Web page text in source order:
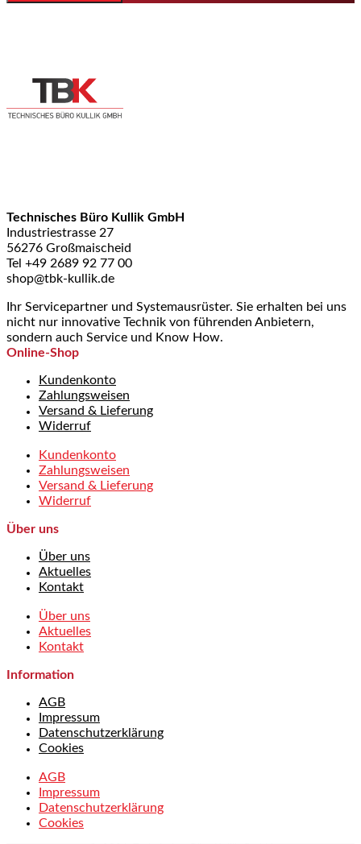
Technisches Büro Kullik GmbH
Industriestrasse 27
56276 Großmaischeid
Tel +49 2689 92 77 00
shop@tbk-kullik.de
Ihr Servicepartner und Systemausrüster. Sie erhalten bei uns
nicht nur innovative Technik von führenden Anbietern,
sondern auch Service und Know How.
Online-Shop
Kundenkonto
Zahlungsweisen
Versand & Lieferung
Widerruf
Kundenkonto
Zahlungsweisen
Versand & Lieferung
Widerruf
Über uns
Über uns
Aktuelles
Kontakt
Über uns
Aktuelles
Kontakt
Information
AGB
Impressum
Datenschutzerklärung
Cookies
AGB
Impressum
Datenschutzerklärung
Cookies